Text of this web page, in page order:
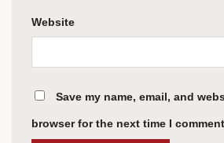
Website
Save my name, email, and
browser for the next time I